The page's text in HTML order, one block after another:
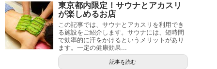
東京都内限定！サウナとアカスリ
が楽しめるお店
この記事では、サウナとアカスリを利用でき
る施設をご紹介します。サウナには、短時間
で効率的に汗をかけるというメリットがあり
ます。一定の健康効果...
記事を読む